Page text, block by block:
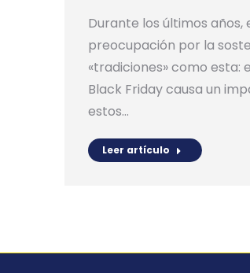
Durante los últimos
preocupación por la
«tradiciones» como esta:
Black Friday causa un
estos…
Leer artículo